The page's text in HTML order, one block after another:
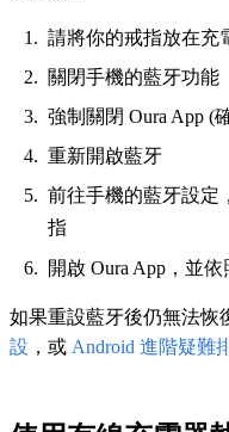
請將你的戒指放在充
關閉手機的藍牙功能
強制關閉 Oura App (
重新開啟藍牙
前往手機的藍牙設定
指
開啟 Oura App，並
如果重設藍牙後仍無法恢
設 ，或 Android 進階疑難